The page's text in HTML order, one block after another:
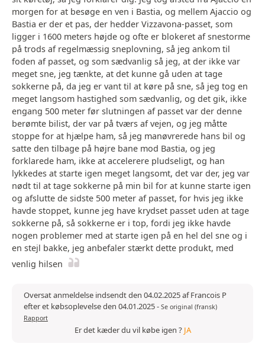
morgen for at besøge en ven i Bastia, og mellem Ajaccio og
Bastia er der et pas, der hedder Vizzavona-passet, som
ligger i 1600 meters højde og ofte er blokeret af snestorme
på trods af regelmæssig sneplovning, så jeg ankom til
foden af passet, og som sædvanlig så jeg, at der ikke var
meget sne, jeg tænkte, at det kunne gå uden at tage
sokkerne på, da jeg er vant til at køre på sne, så jeg tog en
meget langsom hastighed som sædvanlig, og det gik, ikke
engang 500 meter før slutningen af passet var der denne
berømte bilist, der var på tværs af vejen, og jeg måtte
stoppe for at hjælpe ham, så jeg manøvrerede hans bil og
satte den tilbage på højre bane mod Bastia, og jeg
forklarede ham, ikke at accelerere pludseligt, og han
lykkedes at starte igen meget langsomt, det var der, jeg var
nødt til at tage sokkerne på min bil for at kunne starte igen
og afslutte de sidste 500 meter af passet, for hvis jeg ikke
havde stoppet, kunne jeg have krydset passet uden at tage
sokkerne på, så sokkerne er i top, fordi jeg ikke havde
nogen problemer med at starte igen på en hel del sne og i
en stejl bakke, jeg anbefaler stærkt dette produkt, med
venlig hilsen
Oversat anmeldelse indsendt den 04.02.2025 af Francois P
efter et købsoplevelse den 04.01.2025- Se original (fransk)
Rapport
Er det kæder du vil købe igen ? JA